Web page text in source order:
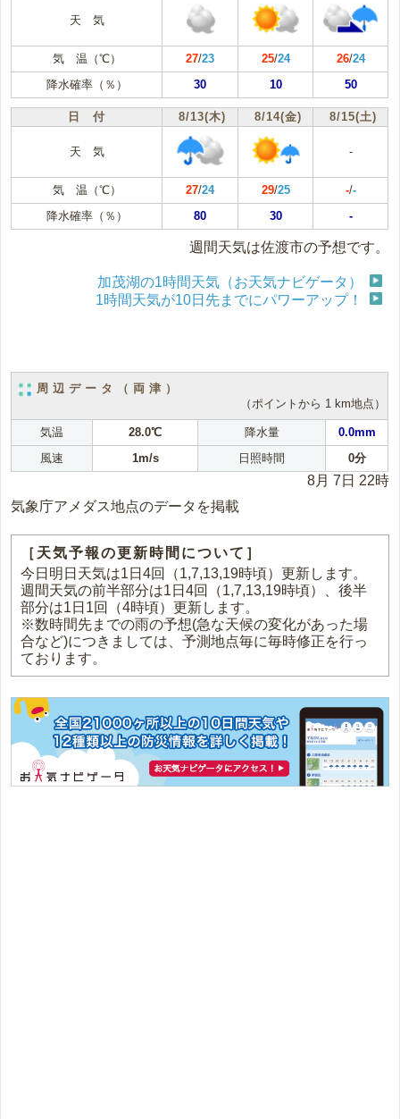
天 気
気 温（℃） 27/23 25/24 26/24
降水確率（％）
30 10 50
日 付 8/13(木) 8/14(金) 8/15(土)
天 気 -
気 温（℃） 27/24 29/25 -/-
降水確率（％）
80 30 -
週間天気は佐渡市の予想です。
加茂湖の1時間天気（お天気ナビゲータ）
1時間天気が10日先までにパワーアップ！
周辺データ（両津）
（ポイントから 1 km地点）
気温 28.0℃ 降水量
0.0mm
風速
1m/s 日照時間 0分
8月 7日 22時
気象庁アメダス地点のデータを掲載
［天気予報の更新時間について］
今日明日天気は1日4回（1,7,13,19時頃）更新します。
週間天気の前半部分は1日4回（1,7,13,19時頃）、後半
部分は1日1回（4時頃）更新します。
※数時間先までの雨の予想(急な天候の変化があった場
合など)につきましては、予測地点毎に毎時修正を行っ
ております。